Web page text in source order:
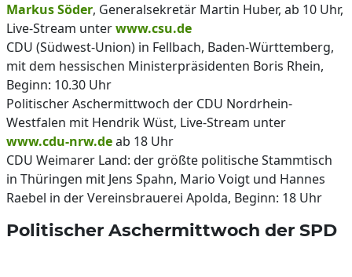
Markus Söder, Generalsekretär Martin Huber, ab 10 Uhr,
Live-Stream unterwww.csu.de
CDU (Südwest-Union) in Fellbach, Baden-Württemberg,
mit dem hessischen Ministerpräsidenten Boris Rhein,
Beginn: 10.30 Uhr
Politischer Aschermittwoch der CDU Nordrhein-
Westfalen mit Hendrik Wüst, Live-Stream unter
www.cdu-nrw.deab 18 Uhr
CDU Weimarer Land: der größte politische Stammtisch
in Thüringen mit Jens Spahn, Mario Voigt und Hannes
Raebel in der Vereinsbrauerei Apolda, Beginn: 18 Uhr
Politischer Aschermittwoch der SPD